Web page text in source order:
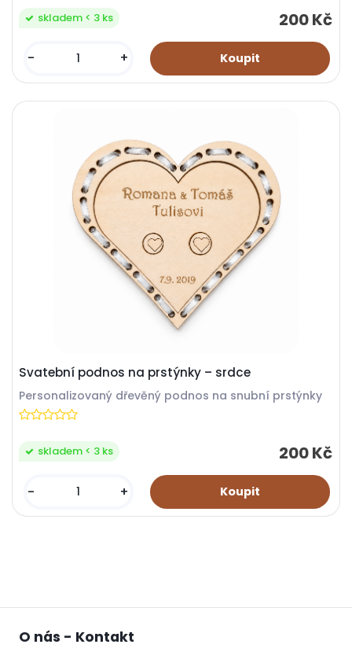
200 Kč
skladem < 3 ks
- +
Svatební podnos na prstýnky – srdce
Personalizovaný dřevěný podnos na snubní prstýnky
200 Kč
skladem < 3 ks
- +
O nás - Kontakt